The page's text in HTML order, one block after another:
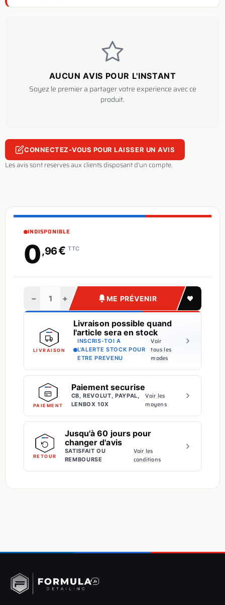
AUCUN AVIS POUR L'INSTANT
Soyez le premier a partager votre experience avec ce
produit.
CONNECTEZ-VOUS POUR LAISSER UN AVIS
Les avis sont reserves aux clients disposant d'un compte.
INDISPONIBLE
0,96€ TTC
− + ME PRÉVENIR
LIVRAISON
Livraison possible quand
l'article sera en stock
INSCRIS-TOI A
L'ALERTE STOCK POUR
ETRE PREVENU
·
Voir
tous les
modes
PAIEMENT
Paiement securise
CB, REVOLUT, PAYPAL,
LENBOX 10X
·Voir les
moyens
RETOUR
Jusqu'à 60 jours pour
changer d'avis
SATISFAIT OU
REMBOURSE
·Voir les
conditions